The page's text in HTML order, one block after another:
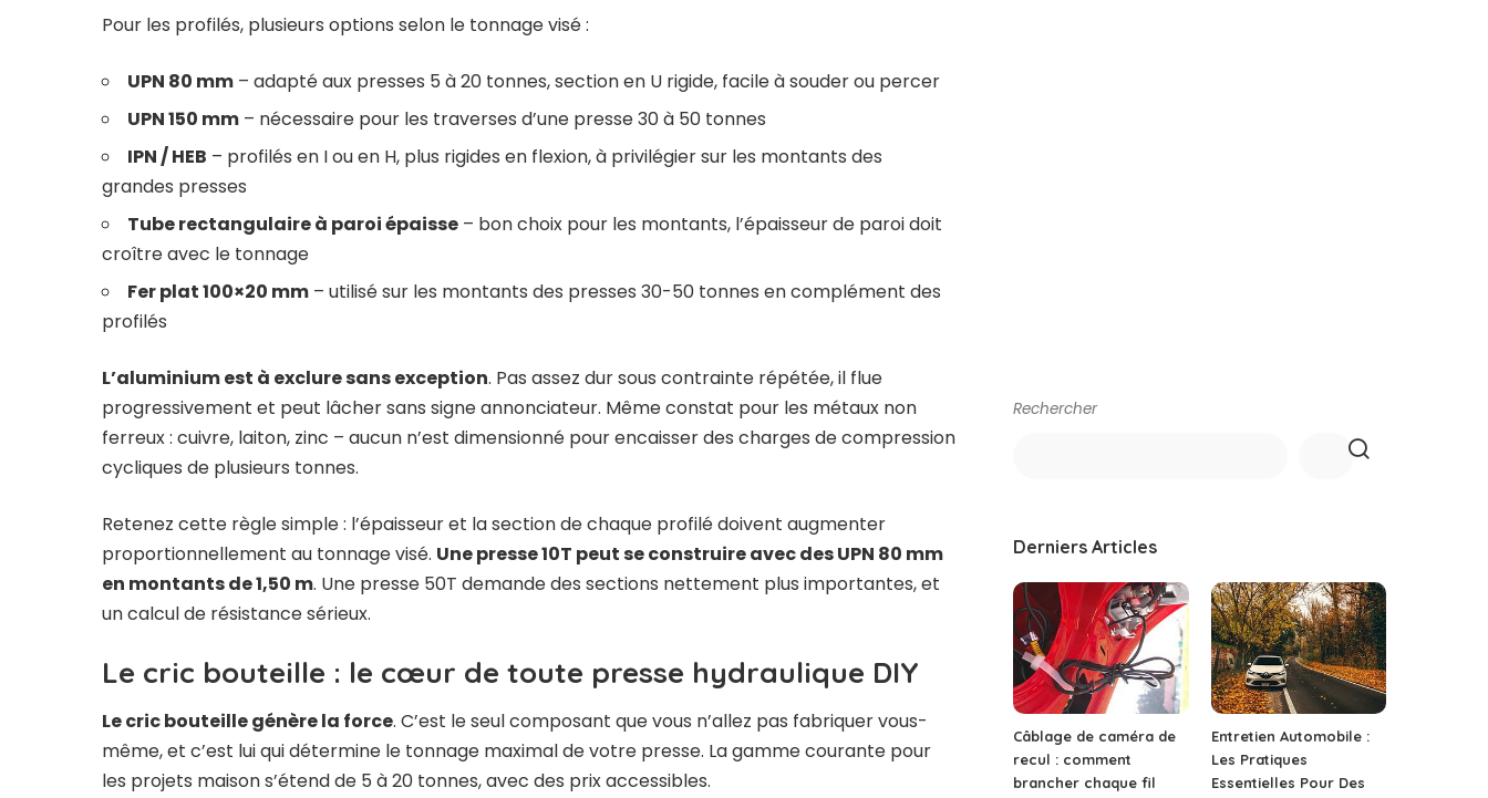
Pour les profilés, plusieurs options selon le tonnage visé :
UPN 80 mm – adapté aux presses 5 à 20 tonnes, section en U rigide, facile à souder ou percer
UPN 150 mm – nécessaire pour les traverses d’une presse 30 à 50 tonnes
IPN / HEB – profilés en I ou en H, plus rigides en flexion, à privilégier sur les montants des
grandes presses
Tube rectangulaire à paroi épaisse – bon choix pour les montants, l’épaisseur de paroi doit
croître avec le tonnage
Fer plat 100×20 mm – utilisé sur les montants des presses 30-50 tonnes en complément des
profilés
L’aluminium est à exclure sans exception. Pas assez dur sous contrainte répétée, il flue
progressivement et peut lâcher sans signe annonciateur. Même constat pour les métaux non
ferreux : cuivre, laiton, zinc – aucun n’est dimensionné pour encaisser des charges de compression
cycliques de plusieurs tonnes.
Retenez cette règle simple : l’épaisseur et la section de chaque profilé doivent augmenter
proportionnellement au tonnage visé. Une presse 10T peut se construire avec des UPN 80 mm
en montants de 1,50 m. Une presse 50T demande des sections nettement plus importantes, et
un calcul de résistance sérieux.
Le cric bouteille : le cœur de toute presse hydraulique DIY
Le cric bouteille génère la force. C’est le seul composant que vous n’allez pas fabriquer vous-
même, et c’est lui qui détermine le tonnage maximal de votre presse. La gamme courante pour
les projets maison s’étend de 5 à 20 tonnes, avec des prix accessibles.
Rechercher
Derniers Articles
Câblage de caméra de
recul : comment
brancher chaque fil
Entretien Automobile :
Les Pratiques
Essentielles Pour Des